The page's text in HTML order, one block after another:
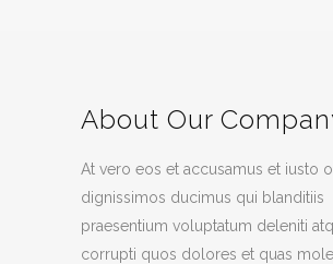
About Our
At vero eos et accusamus et iusto
dignissimos ducimus qui blanditiis
praesentium voluptatum deleniti
corrupti quos dolores et quas